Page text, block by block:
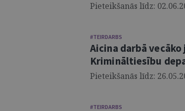
Pieteikšanās līdz:
#TEIRDARBS
Aicina darbā
Krimināltiesību
Pieteikšanās līdz:
#TEIRDARBS